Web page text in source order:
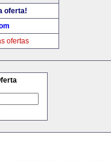
oferta!
ofertas